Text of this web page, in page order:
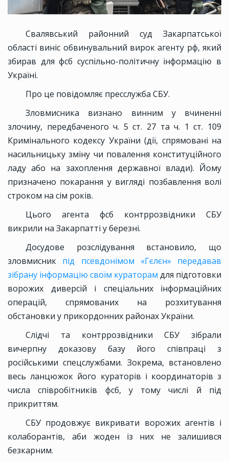
Свалявський районний суд Закарпатської
області виніс обвинувальний вирок агенту рф, який
збирав для фсб суспільно-політичну інформацію в
Україні.
Про це повідомляє пресслужба СБУ.
Зловмисника визнано винним у вчиненні
злочину, передбаченого ч. 5 ст. 27 та ч. 1 ст. 109
Кримінального кодексу України (дії, спрямовані на
насильницьку зміну чи повалення конституційного
ладу або на захоплення державної влади). Йому
призначено покарання у вигляді позбавлення волі
строком на сім років.
Цього агента фсб контррозвідники СБУ
викрили на Закарпатті у березні.
Досудове розслідування встановило, що
зловмисник під псевдонімом «Гєлєн» передавав
зібрану інформацію своїм кураторам для підготовки
ворожих диверсій і спеціальних інформаційних
операцій, спрямованих на розхитування
обстановки у прикордонних районах України.
Слідчі та контррозвідники СБУ зібрали
вичерпну доказову базу його співпраці з
російськими спецслужбами. Зокрема, встановлено
весь ланцюжок його кураторів і координаторів з
числа співробітників фсб, у тому числі й під
прикриттям.
СБУ продовжує викривати ворожих агентів і
колаборантів, аби жоден із них не залишився
безкарним.